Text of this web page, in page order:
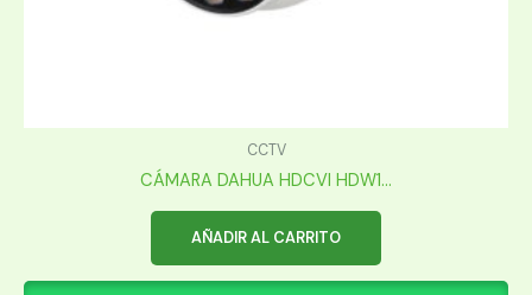
CCTV
CÁMARA DAHUA HDCVI HDW1...
AÑADIR AL CARRITO